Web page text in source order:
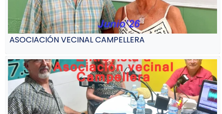
ASOCIACIÓN VECINAL CAMPELLERA